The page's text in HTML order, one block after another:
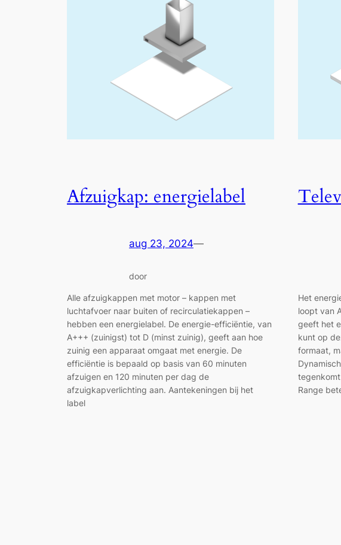
Afzuigkap: energielabel
aug 23, 2024—
door
Alle afzuigkappen met motor – kappen met
luchtafvoer naar buiten of recirculatiekappen –
hebben een energielabel. De energie-efficiëntie, van
A+++ (zuinigst) tot D (minst zuinig), geeft aan hoe
zuinig een apparaat omgaat met energie. De
efficiëntie is bepaald op basis van 60 minuten
afzuigen en 120 minuten per dag de
afzuigkapverlichting aan. Aantekeningen bij het
label
Het
loopt van
geeft het
kunt op
formaat,
Range